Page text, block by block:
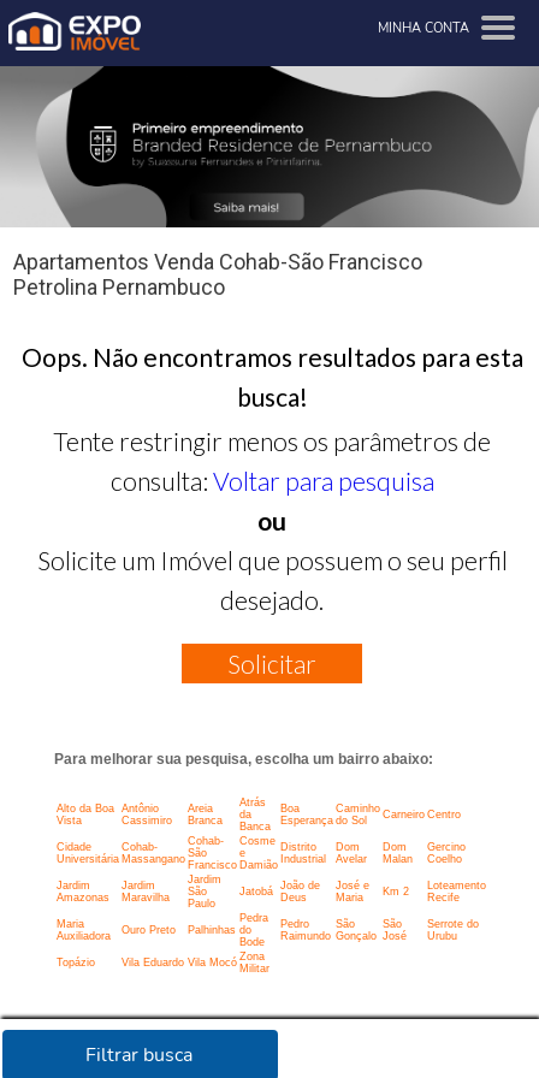
MINHA CONTA
Filtrar busca
Apartamentos Venda Cohab-São Francisco
Petrolina Pernambuco
Oops. Não encontramos resultados para esta
busca!
Tente restringir menos os parâmetros de
consulta: Voltar para pesquisa
ou
Solicite um Imóvel que possuem o seu perfil
desejado.
Solicitar
Para melhorar sua pesquisa, escolha um bairro abaixo:
Alto da Boa
Vista
Antônio
Cassimiro
Areia
Branca
Atrás
da
Banca
Boa
Esperança
Caminho
do Sol
Carneiro Centro
Cidade
Universitária
Cohab-
Massangano
Cohab-
São
Francisco
Cosme
e
Damião
Distrito
Industrial
Dom
Avelar
Dom
Malan
Gercino
Coelho
Jardim
Amazonas
Jardim
Maravilha
Jardim
São
Paulo
Jatobá
João de
Deus
José e
Maria
Km 2
Loteamento
Recife
Maria
Auxiliadora
Ouro Preto Palhinhas
Pedra
do
Bode
Pedro
Raimundo
São
Gonçalo
São
José
Serrote do
Urubu
Topázio Vila Eduardo Vila Mocó Zona
Militar